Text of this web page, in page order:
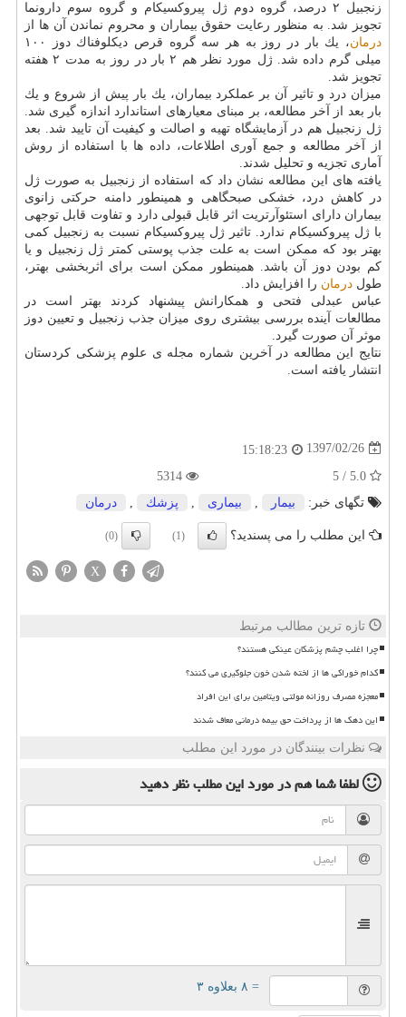
زنجبیل ۲ درصد، گروه دوم ژل پیروكسیكام و گروه سوم دارونما
تجویز شد. به منظور رعایت حقوق بیماران و محروم نماندن آن ها از
درمان
، یك بار در روز به هر سه گروه قرص دیكلوفناك دوز ۱۰۰
میلی گرم داده شد. ژل مورد نظر هم ۲ بار در روز به مدت ۲ هفته
تجویز شد.
میزان درد و تاثیر آن بر عملكرد بیماران، یك بار پیش از شروع و یك
بار بعد از آخر مطالعه، بر مبنای معیارهای استاندارد اندازه گیری شد.
ژل زنجبیل هم در آزمایشگاه تهیه و اصالت و كیفیت آن تایید شد. بعد
از آخر مطالعه و جمع آوری اطلاعات، داده ها با استفاده از روش
آماری تجزیه و تحلیل شدند.
یافته های این مطالعه نشان داد كه استفاده از زنجبیل به صورت ژل
در كاهش درد، خشكی صبحگاهی و همینطور دامنه حركتی زانوی
بیماران دارای استئوآرتریت اثر قابل قبولی دارد و تفاوت قابل توجهی
با ژل پیروكسیكام ندارد. تاثیر ژل پیروكسیكام نسبت به زنجبیل كمی
بهتر بود كه ممكن است به علت جذب پوستی كمتر ژل زنجبیل و یا
كم بودن دوز آن باشد. همینطور ممكن است برای اثربخشی بهتر،
طول درمان را افزایش داد.
عباس عبدلی فتحی و همكارانش پیشنهاد كردند بهتر است در
مطالعات آینده بررسی بیشتری روی میزان جذب زنجبیل و تعیین دوز
موثر آن صورت گیرد.
نتایج این مطالعه در آخرین شماره مجله ی علوم پزشكی كردستان
انتشار یافته است.
1397/02/26
15:18:23
تگهای خبر:
بیمار بیماری پزشك درمان
این مطلب را می پسندید؟ (1)
(0)
X
تازه ترین مطالب مرتبط
چرا اغلب چشم پزشکان عینکی هستند؟
کدام خوراکی ها از لخته شدن خون جلوگیری می کنند؟
معجزه مصرف روزانه مولتی ویتامین برای این افراد
این دهک ها از پرداخت حق بیمه درمانی معاف شدند
نظرات بینندگان در مورد این مطلب
لطفا شما همدر مورد این مطلبنظر دهید
= ۸ بعلاوه ۳